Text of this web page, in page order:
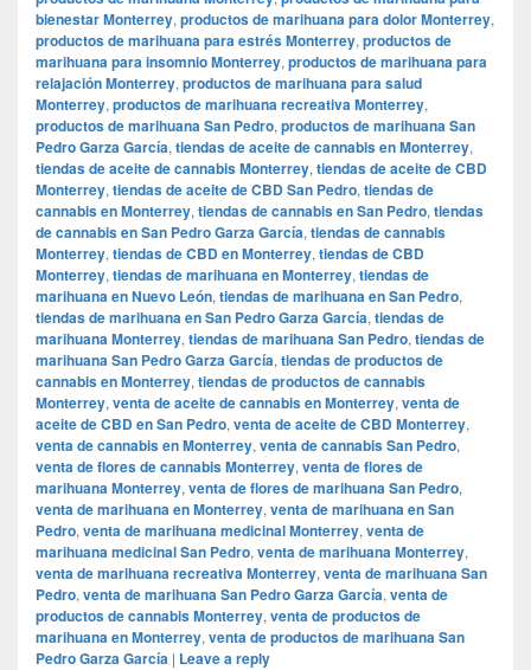
bienestar Monterrey, productos de marihuana para dolor Monterrey,
productos de marihuana para estrés Monterrey, productos de
marihuana para insomnio Monterrey, productos de marihuana para
relajación Monterrey, productos de marihuana para salud
Monterrey, productos de marihuana recreativa Monterrey,
productos de marihuana San Pedro, productos de marihuana San
Pedro Garza García, tiendas de aceite de cannabis en Monterrey,
tiendas de aceite de cannabis Monterrey, tiendas de aceite de CBD
Monterrey, tiendas de aceite de CBD San Pedro, tiendas de
cannabis en Monterrey, tiendas de cannabis en San Pedro, tiendas
de cannabis en San Pedro Garza García, tiendas de cannabis
Monterrey, tiendas de CBD en Monterrey, tiendas de CBD
Monterrey, tiendas de marihuana en Monterrey, tiendas de
marihuana en Nuevo León, tiendas de marihuana en San Pedro,
tiendas de marihuana en San Pedro Garza García, tiendas de
marihuana Monterrey, tiendas de marihuana San Pedro, tiendas de
marihuana San Pedro Garza García, tiendas de productos de
cannabis en Monterrey, tiendas de productos de cannabis
Monterrey, venta de aceite de cannabis en Monterrey, venta de
aceite de CBD en San Pedro, venta de aceite de CBD Monterrey,
venta de cannabis en Monterrey, venta de cannabis San Pedro,
venta de flores de cannabis Monterrey, venta de flores de
marihuana Monterrey, venta de flores de marihuana San Pedro,
venta de marihuana en Monterrey, venta de marihuana en San
Pedro, venta de marihuana medicinal Monterrey, venta de
marihuana medicinal San Pedro, venta de marihuana Monterrey,
venta de marihuana recreativa Monterrey, venta de marihuana San
Pedro, venta de marihuana San Pedro Garza García, venta de
productos de cannabis Monterrey, venta de productos de
marihuana en Monterrey, venta de productos de marihuana San
Pedro Garza García | Leave a reply